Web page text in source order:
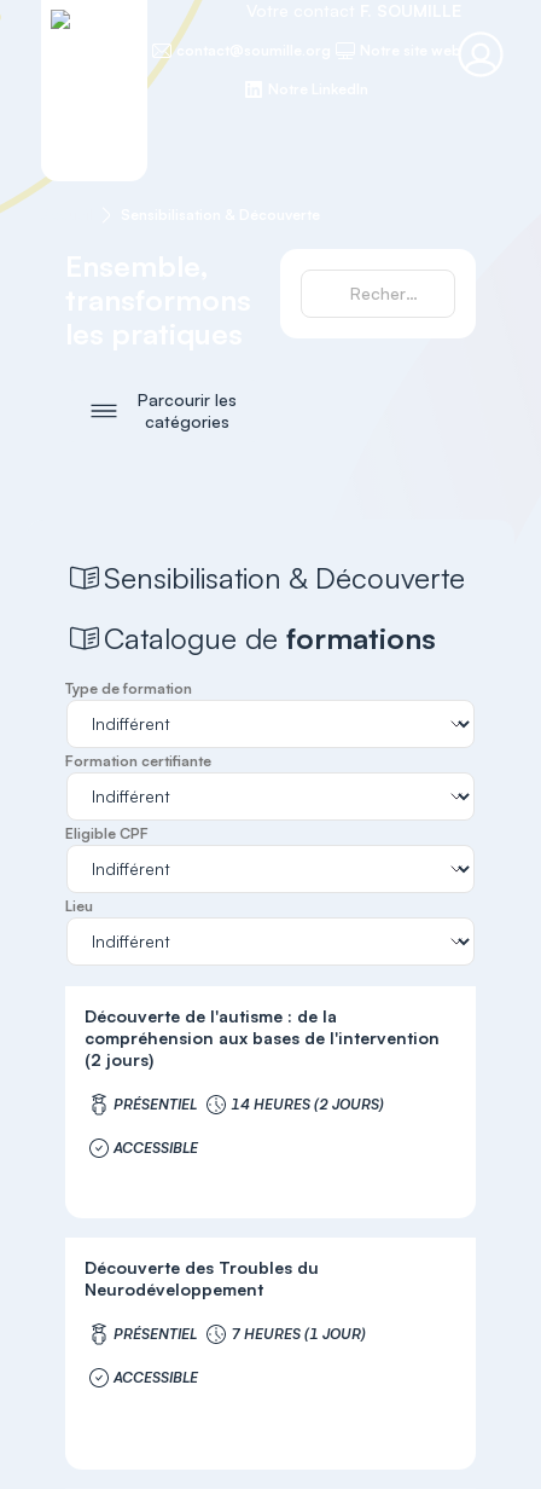
contact@soumille.org
Parcourir les
catégories
Sensibilisation & Découverte
Catalogue deformations
Type de formation
Formation certifiante
Eligible CPF
Lieu
Découverte de l'autisme : de la
compréhension aux bases de l'intervention
(2 jours)
PRÉSENTIEL 14 HEURES (2 JOURS)
ACCESSIBLE
Découverte des Troubles du
Neurodéveloppement
PRÉSENTIEL 7 HEURES (1 JOUR)
ACCESSIBLE